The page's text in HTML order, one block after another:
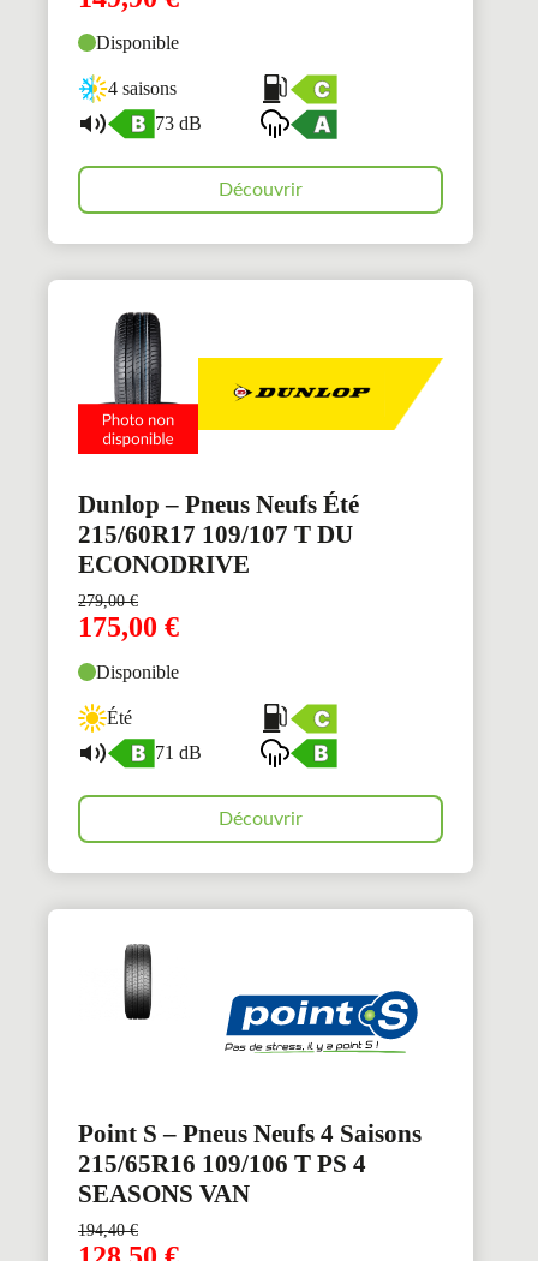
Disponible
4 saisons
73 dB
Découvrir
Dunlop – Pneus Neufs Été
215/60R17 109/107 T DU
ECONODRIVE
279,00€
175,00 €
Disponible
Été
71 dB
Découvrir
Point S – Pneus Neufs 4 Saisons
215/65R16 109/106 T PS 4
SEASONS VAN
194,40€